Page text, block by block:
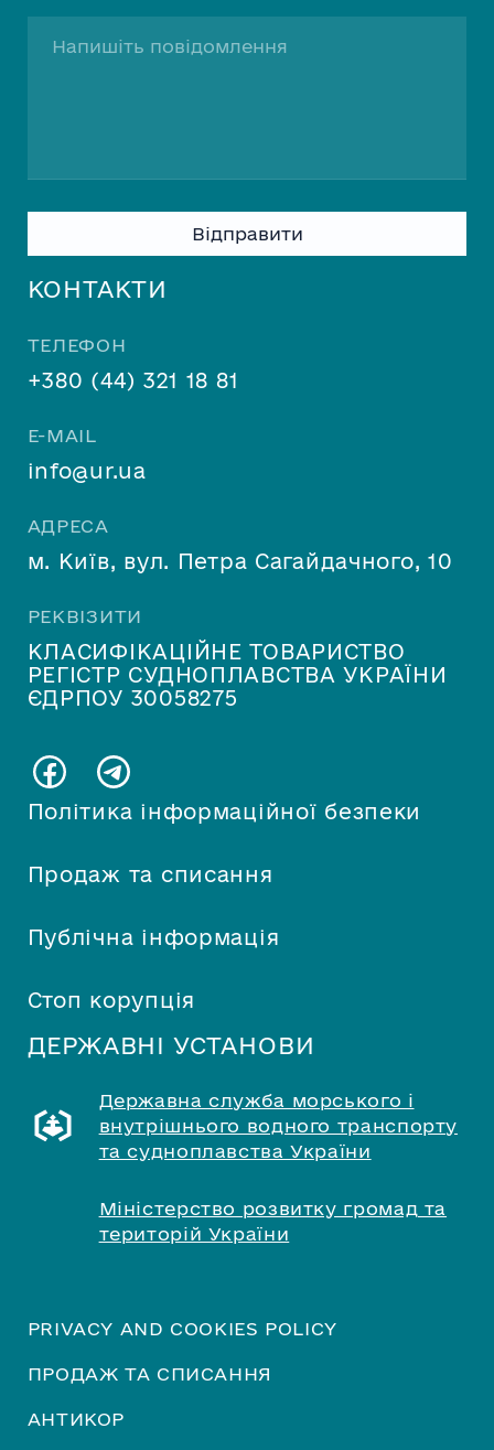
Політика інформаційної безпеки
Продаж та списання
Публічна інформація
Стоп корупція
КОНТАКТИ
ТЕЛЕФОН
+380 (44) 321 18 81
E-MAIL
info@ur.ua
АДРЕСА
м. Київ, вул. Петра Сагайдачного, 10
РЕКВІЗИТИ
КЛАСИФІКАЦІЙНЕ ТОВАРИСТВО
РЕГІСТР СУДНОПЛАВСТВА УКРАЇНИ
ЄДРПОУ 30058275
field
ДЕРЖАВНІ УСТАНОВИ
Державна служба морського і
внутрішнього водного транспорту
та судноплавства України
Міністерство розвитку громад та
територій України
PRIVACY AND COOKIES POLICY
ПРОДАЖ ТА СПИСАННЯ
АНТИКОР